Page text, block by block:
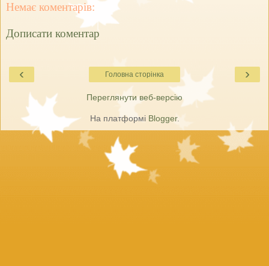
Немає коментарів:
Дописати коментар
‹ ›
Головна сторінка
Переглянути веб-версію
На платформі Blogger.